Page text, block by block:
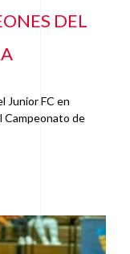
DEL
Junior FC en
Campeonato de